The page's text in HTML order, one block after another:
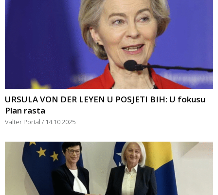
URSULA VON DER LEYEN U POSJETI BIH: U fokusu
Plan rasta
Valter Portal 14.10.2025